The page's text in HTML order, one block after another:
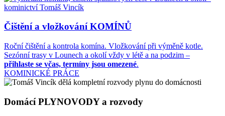
Čištění a vložkováníKOMÍNŮ
Roční čištění a kontrola komína. Vložkování při výměně kotle.
Sezónní trasy v Lounech a okolí vždy v létě a na podzim –
přihlaste se včas, termíny jsou omezené.
KOMINICKÉ PRÁCE
DomácíPLYNOVODYa rozvody